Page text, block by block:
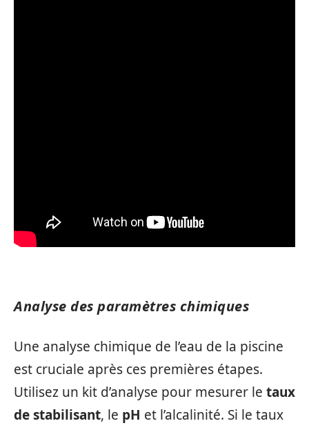
Analyse des paramètres chimiques
Une analyse chimique de l’eau de la piscine
est cruciale après ces premières étapes.
Utilisez un kit d’analyse pour mesurer le taux
de stabilisant, le pH et l’alcalinité. Si le taux